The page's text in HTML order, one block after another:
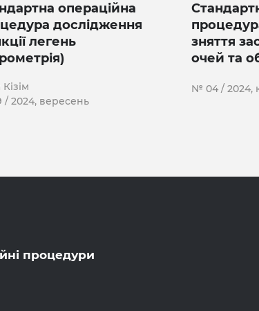
операційна
дослідження
легень
2024, вересень
зняття
очей та
№ 04 / 2024,
процедури